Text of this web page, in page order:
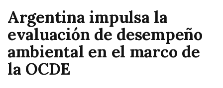
Nación
Argentina impulsa la
evaluación de desempeño
ambiental en el marco de
la OCDE